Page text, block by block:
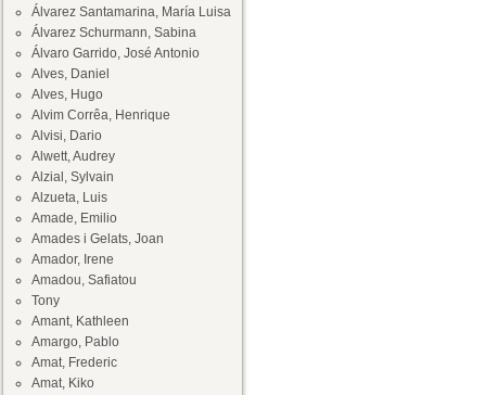
Álvarez Santamarina, María Luisa
Álvarez Schurmann, Sabina
Álvaro Garrido, José Antonio
Alves, Daniel
Alves, Hugo
Alvim Corrêa, Henrique
Alvisi, Dario
Alwett, Audrey
Alzial, Sylvain
Alzueta, Luis
Amade, Emilio
Amades i Gelats, Joan
Amador, Irene
Amadou, Safiatou
Tony
Amant, Kathleen
Amargo, Pablo
Amat, Frederic
Amat, Kiko